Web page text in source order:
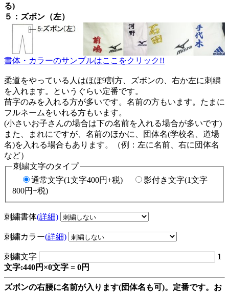
る)
５：ズボン（左）
書体・カラーのサンプルはここをクリック!!
柔道をやっている人はほぼ9割方、ズボンの、右か左に刺繍
を入れます。というぐらい定番です。
苗字のみを入れる方が多いです。名前の方もいます。たまに
フルネームをいれる方もいます。
(小さいお子さんの場合は下の名前を入れる場合が多いです)
また、まれにですが、名前のほかに、団体名(学校名、道場
名)を入れる場合もあります。（例：左に名前、右に団体名
など）
刺繍文字のタイプ
通常文字(1文字400円+税)
影付き文字(1文字
800円+税)
刺繍書体(詳細)
刺繍カラー(詳細)
刺繍文字
1
文字:440円×0文字 = 0円
ズボンの右腰に名前が入ります(団体名も可)。定番です。お